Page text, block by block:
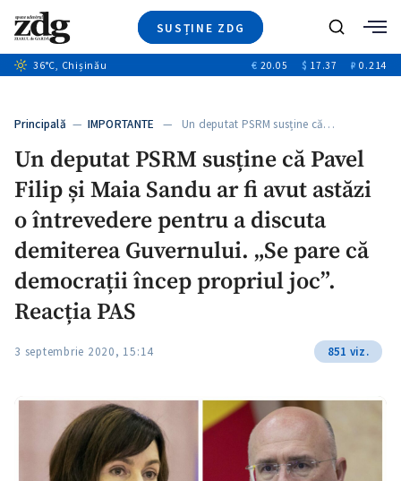
SUSȚINE ZDG
Ştiri
+13
Special
Caută
36°C, Chișinău € 20.05 $ 17.37 ₽ 0.214
Principală — IMPORTANTE — Un deputat PSRM susține că…
Un deputat PSRM susține că Pavel
Filip și Maia Sandu ar fi avut astăzi
o întrevedere pentru a discuta
demiterea Guvernului. „Se pare că
democrații încep propriul joc”.
Reacția PAS
3 septembrie 2020, 15:14 851 viz.